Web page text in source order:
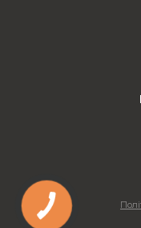
декоративну
професійні фахівці
частиною вашого
ЧОМУ ВАРТО
Широкий вибір —